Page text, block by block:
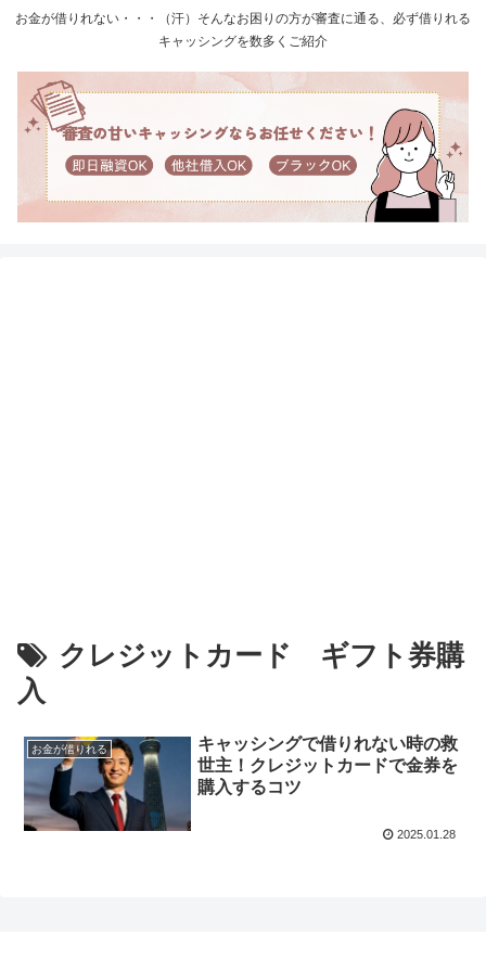
お金が借りれない・・・（汗）そんなお困りの方が審査に通る、必ず借りれる
キャッシングを数多くご紹介
クレジットカード ギフト券購
入
お金が借りれる
キャッシングで借りれない時の救
世主！クレジットカードで金券を
購入するコツ
2025.01.28